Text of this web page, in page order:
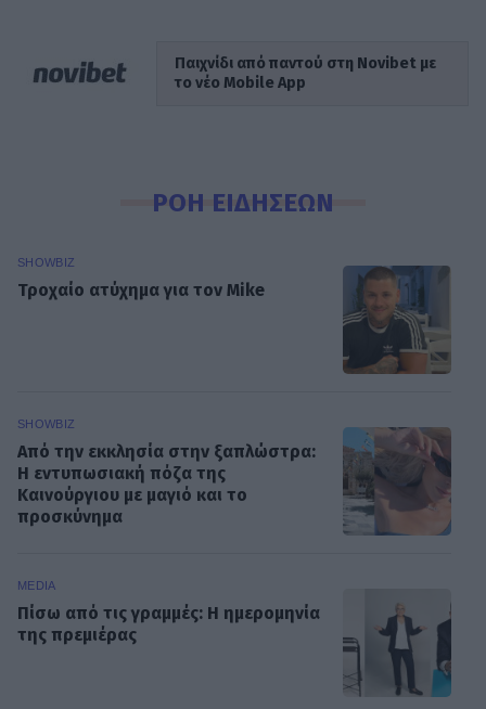
Παιχνίδι από παντού στη Novibet με
το νέο Mobile App
ΡΟΗ ΕΙΔΗΣΕΩΝ
SHOWBIZ
Τροχαίο ατύχημα για τον Mike
SHOWBIZ
Από την εκκλησία στην ξαπλώστρα:
Η εντυπωσιακή πόζα της
Καινούργιου με μαγιό και το
προσκύνημα
MEDIA
Πίσω από τις γραμμές: Η ημερομηνία
της πρεμιέρας